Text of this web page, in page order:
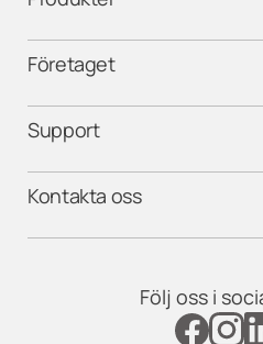
Företaget
Support
Kontakta oss
Följ oss i